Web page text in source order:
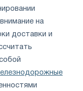
на
доставки и